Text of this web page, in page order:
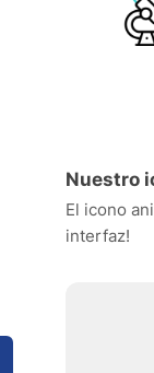
Nuestro
El icono
interfaz!